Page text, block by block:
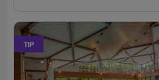
TIP